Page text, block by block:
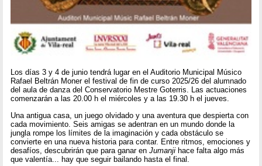
Los días 3 y 4 de junio tendrá lugar en el Auditorio Municipal Músico
Rafael Beltrán Moner el festival de fin de curso 2025/26 del alumnado
del aula de danza del Conservatorio Mestre Goterris. Las actuaciones
comenzarán a las 20.00 h el miércoles y a las 19.30 h el jueves.
Una antigua casa, un juego olvidado y una aventura que despierta con
cada movimiento. Seis amigas se adentran en un mundo donde la
jungla rompe los límites de la imaginación y cada obstáculo se
convierte en una nueva historia para contar. Entre ritmos, emociones y
desafíos, descubrirán que para ganar enJumanjihace falta algo más
que valentía... hay que seguir bailando hasta el final.